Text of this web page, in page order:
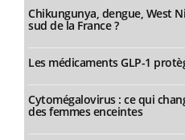
Chikungunya, dengue, West
sud de la France ?
Les médicaments GLP-1
Cytomégalovirus : ce qui
des femmes enceintes